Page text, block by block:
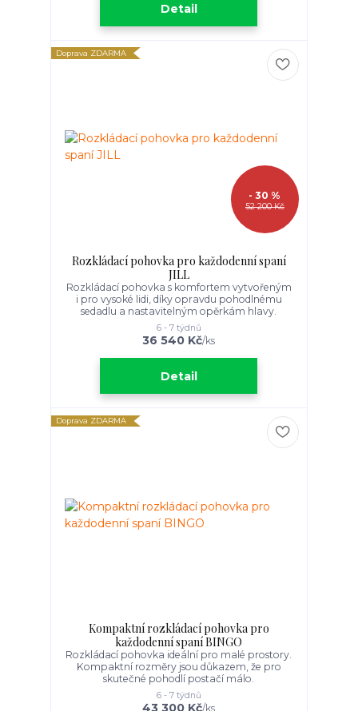
Detail
Doprava ZDARMA
52 200 Kč
- 30 %
Rozkládací pohovka pro každodenní spaní
JILL
Rozkládací pohovka s komfortem vytvořeným
i pro vysoké lidi, díky opravdu pohodlnému
sedadlu a nastavitelným opěrkám hlavy.
36 540 Kč/ks
6 - 7 týdnů
Detail
Doprava ZDARMA
Kompaktní rozkládací pohovka pro
každodenní spaní BINGO
Rozkládací pohovka ideální pro malé prostory.
Kompaktní rozměry jsou důkazem, že pro
skutečné pohodlí postačí málo.
43 300 Kč/ks
6 - 7 týdnů